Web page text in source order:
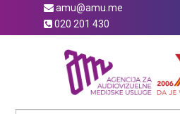
amu@amu.me
020 201 430